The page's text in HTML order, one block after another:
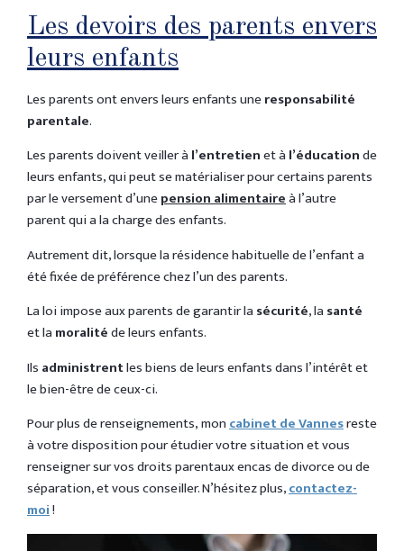
Les devoirs des parents envers
leurs enfants
Les parents ont envers leurs enfants uneresponsabilité
parentale.
Les parents doivent veiller à l’entretienet à l’éducationde
leurs enfants, qui peut se matérialiser pour certains parents
par le versement d’unepension alimentaireà l’autre
parent qui a la charge des enfants.
Autrement dit, lorsque la résidence habituelle de l’enfant a
été fixée de préférence chez l’un des parents.
La loi impose aux parents de garantir la sécurité, la santé
et la moralitéde leurs enfants.
Ils administrentles biens de leurs enfants dans l’intérêt et
le bien-être de ceux-ci.
Pour plus de renseignements, moncabinet de Vannesreste
à votre disposition pour étudier votre situation et vous
renseigner sur vos droits parentaux encas de divorce ou de
séparation, et vous conseiller. N’hésitez plus,contactez-
moi!